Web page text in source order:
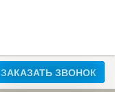
ЗАКАЗАТЬ ЗВОНОК